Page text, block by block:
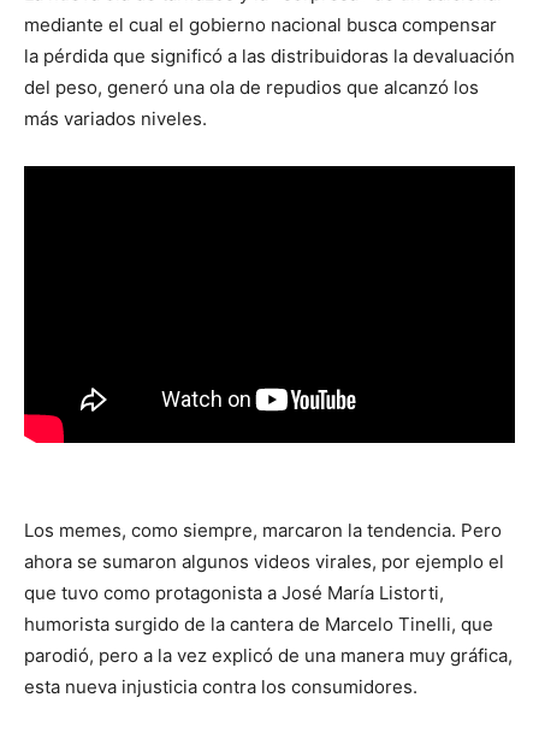
mediante el cual el gobierno nacional busca compensar
la pérdida que significó a las distribuidoras la devaluación
del peso, generó una ola de repudios que alcanzó los
más variados niveles.
Los memes, como siempre, marcaron la tendencia. Pero
ahora se sumaron algunos videos virales, por ejemplo el
que tuvo como protagonista a José María Listorti,
humorista surgido de la cantera de Marcelo Tinelli, que
parodió, pero a la vez explicó de una manera muy gráfica,
esta nueva injusticia contra los consumidores.